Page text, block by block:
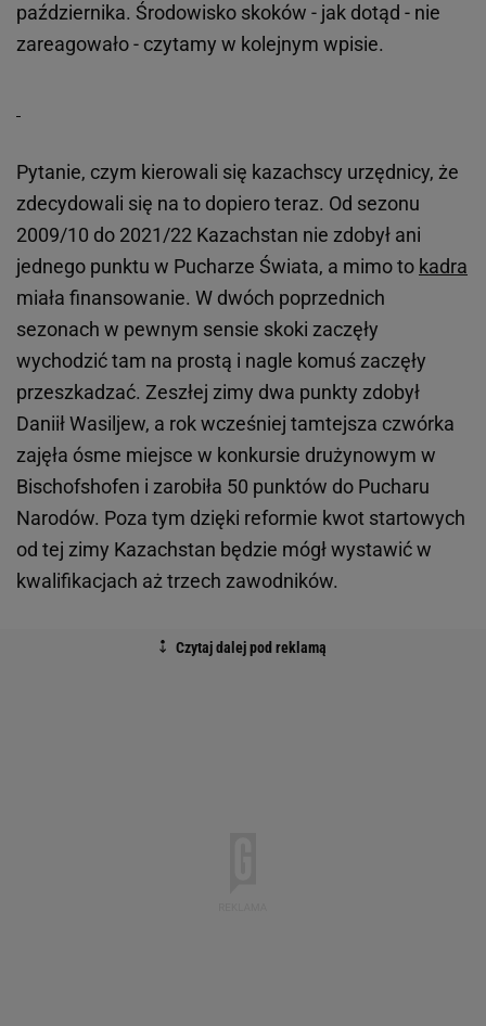
października. Środowisko skoków - jak dotąd - nie
zareagowało - czytamy w kolejnym wpisie.
Pytanie, czym kierowali się kazachscy urzędnicy, że
zdecydowali się na to dopiero teraz. Od sezonu
2009/10 do 2021/22 Kazachstan nie zdobył ani
jednego punktu w Pucharze Świata, a mimo to kadra
miała finansowanie. W dwóch poprzednich
sezonach w pewnym sensie skoki zaczęły
wychodzić tam na prostą i nagle komuś zaczęły
przeszkadzać. Zeszłej zimy dwa punkty zdobył
Daniił Wasiljew, a rok wcześniej tamtejsza czwórka
zajęła ósme miejsce w konkursie drużynowym w
Bischofshofen i zarobiła 50 punktów do Pucharu
Narodów. Poza tym dzięki reformie kwot startowych
od tej zimy Kazachstan będzie mógł wystawić w
kwalifikacjach aż trzech zawodników.